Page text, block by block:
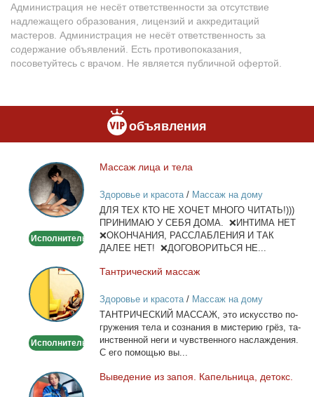
Администрация не несёт ответственности за отсутствие
надлежащего образования, лицензий и аккредитаций
мастеров. Администрация не несёт ответственность за
содержание объявлений. Есть противопоказания,
посоветуйтесь с врачом. Не является публичной офертой.
объявления
Массаж
лица
и
тела
Исполнитель
Мас­саж ли­ца и те­ла
Здоровье и красота/ Массаж на дому
ДЛЯ ТЕХ КТО НЕ ХОЧЕТ МНОГО ЧИТАТЬ!)))
ПРИНИМАЮ У СЕБЯ ДОМА. ❌ИНТИМА НЕТ
❌ОКОНЧАНИЯ, РАССЛАБЛЕНИЯ И ТАК
ДАЛЕЕ НЕТ! ❌ДОГОВОРИТЬСЯ НЕ...
Тантрический
массаж
Исполнитель
Тан­три­че­ский мас­саж
Здоровье и красота/ Массаж на дому
ТАНТРИЧЕСКИЙ МАССАЖ, это ис­кус­ство по­
гру­же­ния те­ла и со­зна­ния в ми­сте­рию грёз, та­
ин­ствен­ной неги и чув­ствен­но­го на­сла­жде­ния.
С его по­мо­щью вы...
Выведение
из
Вы­ве­де­ние из за­поя. Ка­пель­ни­ца, де­токс.